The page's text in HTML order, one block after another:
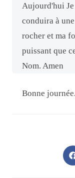
Aujourd'hui Je
conduira à
rocher et ma
puissant que
Nom. Amen
Bonne journée.